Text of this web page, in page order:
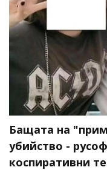
Бащата на
убийство -
коспиративни